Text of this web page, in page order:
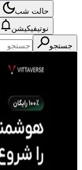
حالت شب
نوتیفیکیشن